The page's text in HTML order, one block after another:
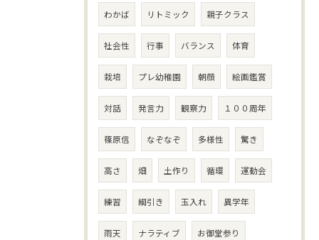
わかば リトミック 親子クラス
社会性 行事 バランス 体育
栽培 プレ幼稚園 朝顔 絵画鑑賞
対話 発言力 観察力 １００周年
篠原信 なぞなぞ 多様性 驚き
高さ 畑 土作り 循環 運動会
練習 綱引き 玉入れ 異学年
雨天 ナラティブ お御堂参り